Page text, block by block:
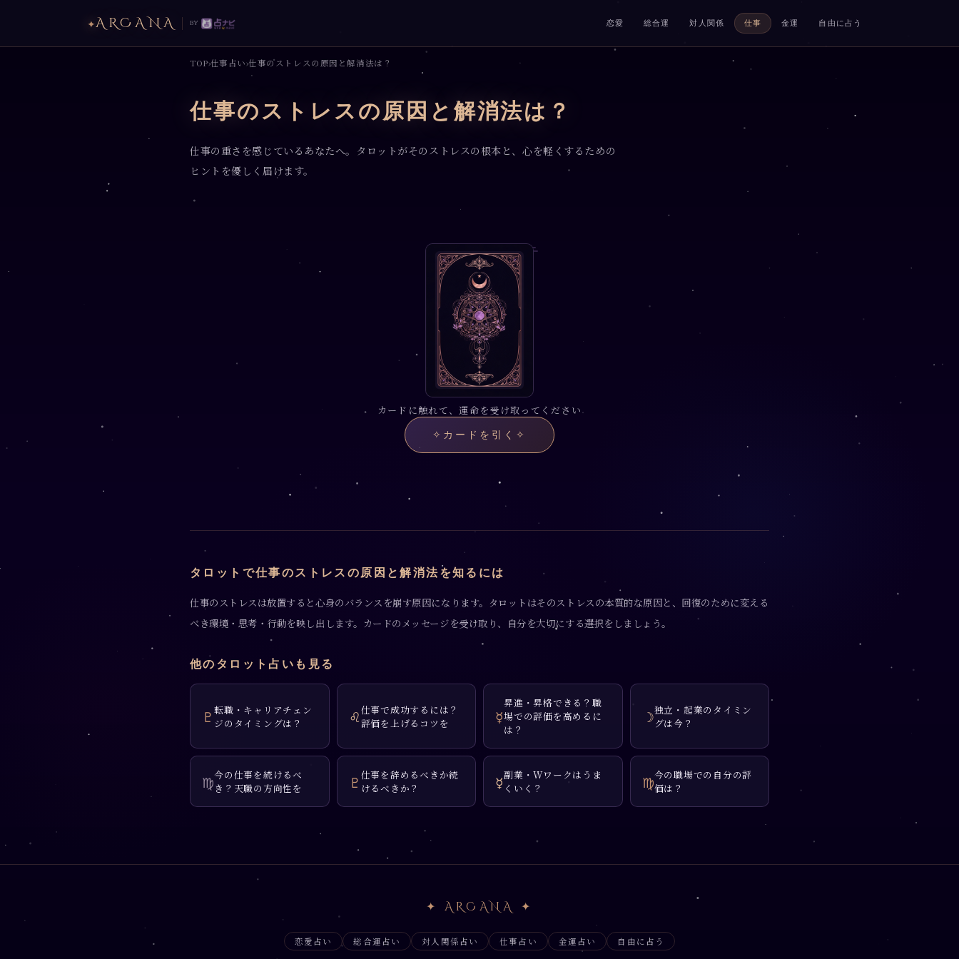
✦ARCANA by 恋愛 総合運 対人関係 仕事 金運 自由に占う
TOP›仕事占い›仕事のストレスの原因と解消法は？
仕事のストレスの原因と解消法は？
仕事の重さを感じているあなたへ。タロットがそのストレスの根本と、心を軽くするための
ヒントを優しく届けます。
カードに触れて、運命を受け取ってください
✧ カードを引く ✧
タロットで仕事のストレスの原因と解消法を知るには
仕事のストレスは放置すると心身のバランスを崩す原因になります。タロットはそのストレスの本質的な原因と、回復のために変える
べき環境・思考・行動を映し出します。カードのメッセージを受け取り、自分を大切にする選択をしましょう。
他のタロット占いも見る
♇ 転職・キャリアチェン
ジのタイミングは？
♌仕事で成功するには？
評価を上げるコツを
☿
昇進・昇格できる？職
場での評価を高めるに
は？
☽独立・起業のタイミン
グは今？
♍今の仕事を続けるべ
き？天職の方向性を
♇ 仕事を辞めるべきか続
けるべきか？
☿副業・Wワークはうま
くいく？
♍今の職場での自分の評
価は？
✦ ARCANA ✦
恋愛占い 総合運占い 対人関係占い 仕事占い 金運占い 自由に占う